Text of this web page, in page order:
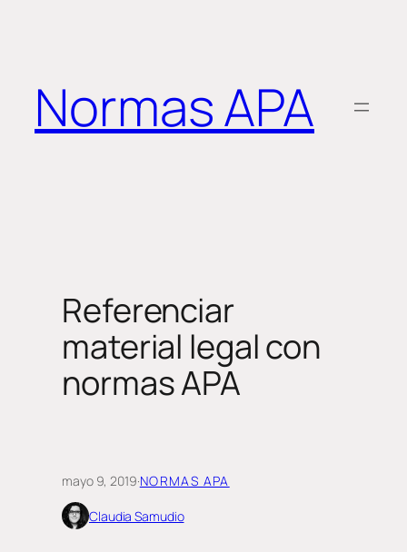
Normas APA
Referenciar
material legal con
normas APA
mayo 9, 2019·NORMAS APA
Claudia Samudio